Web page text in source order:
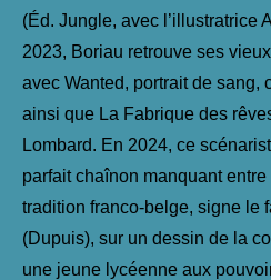
(Éd. Jungle, avec l’illustratrice
2023, Boriau retrouve ses
avec Wanted, portrait de sang,
ainsi que La Fabrique des
Lombard. En 2024, ce
parfait chaînon manquant
tradition franco-belge, signe le
(Dupuis), sur un dessin de la
une jeune lycéenne aux